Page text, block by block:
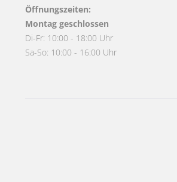
Öffnungszeiten:
Montag geschlossen
Di-Fr: 10:00 - 18:00 Uhr
Sa-So: 10:00 - 16:00 Uhr